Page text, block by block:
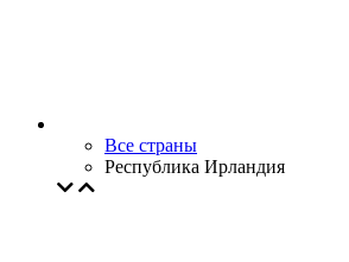
Все страны
Республика Ирландия